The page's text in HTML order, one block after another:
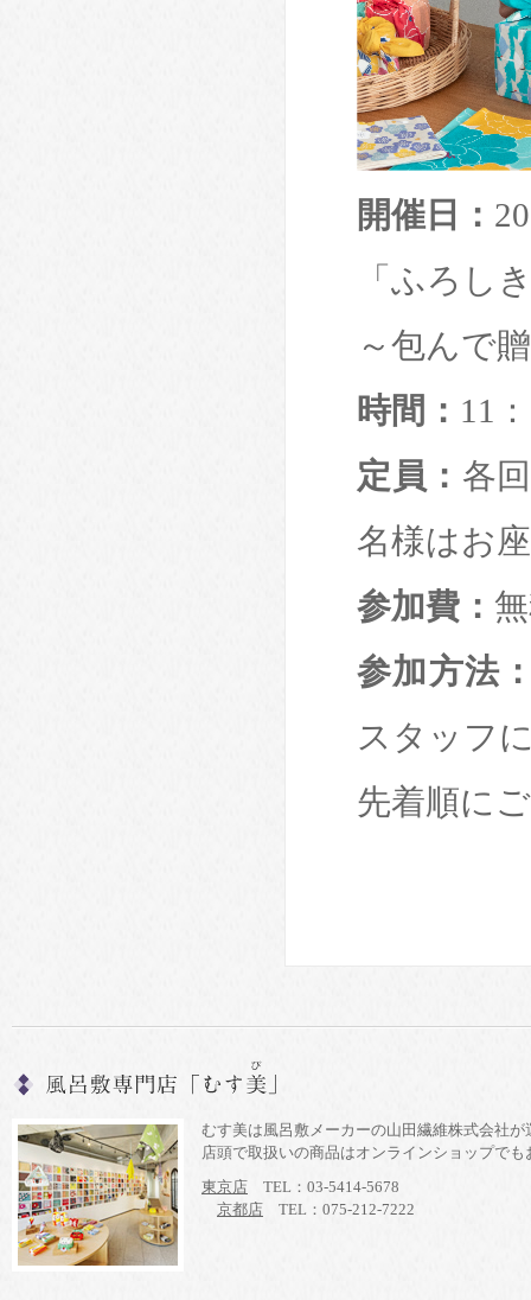
開催日：
「ふろし
～包んで
時間： 11
定員： 各
名様はお
参加費：
参加方法
スタッフ
先着順に
むす美は風呂敷メーカーの山田繊維株式会社
店頭で取扱いの商品はオンラインショップで
東京店 TEL：03-5414-5678
京都店 TEL：075-212-7222